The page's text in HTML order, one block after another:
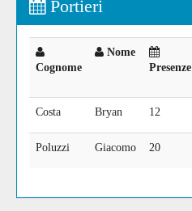
Portieri
Cognome
Nome
Presenze
Costa Bryan 12
Poluzzi Giacomo 20